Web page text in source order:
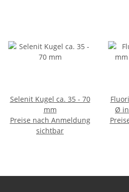
Selenit Kugel ca. 35 - 70
mm
Preise nach Anmeldung
sichtbar
Ø